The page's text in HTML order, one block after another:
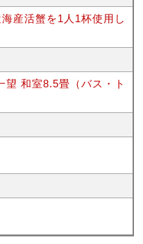
産活蟹を1人1杯使用し
望 和室8.5畳（バス・ト